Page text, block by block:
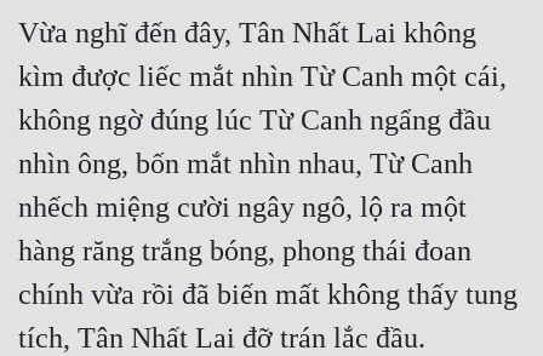
Vừa nghĩ đến đây, Tân Nhất Lai không
kìm được liếc mắt nhìn Từ Canh một cái,
không ngờ đúng lúc Từ Canh ngẩng đầu
nhìn ông, bốn mắt nhìn nhau, Từ Canh
nhếch miệng cười ngây ngô, lộ ra một
hàng răng trắng bóng, phong thái đoan
chính vừa rồi đã biến mất không thấy tung
tích, Tân Nhất Lai đỡ trán lắc đầu.